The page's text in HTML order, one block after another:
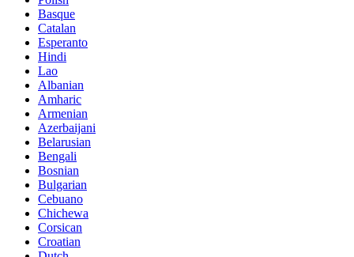
Basque
Catalan
Esperanto
Hindi
Lao
Albanian
Amharic
Armenian
Azerbaijani
Belarusian
Bengali
Bosnian
Bulgarian
Cebuano
Chichewa
Corsican
Croatian